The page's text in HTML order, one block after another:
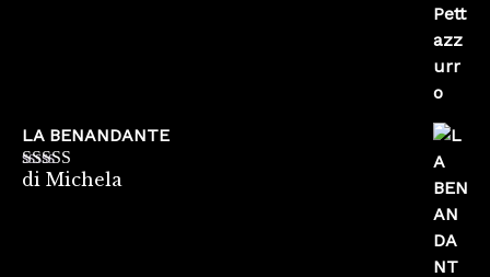
LA BENANDANTE
Valutato5su
di Michela